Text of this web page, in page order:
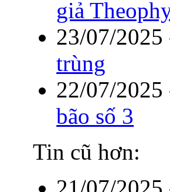
giả
23/07/2025
trùng
22/07/2025
bão số 3
Tin cũ hơn: